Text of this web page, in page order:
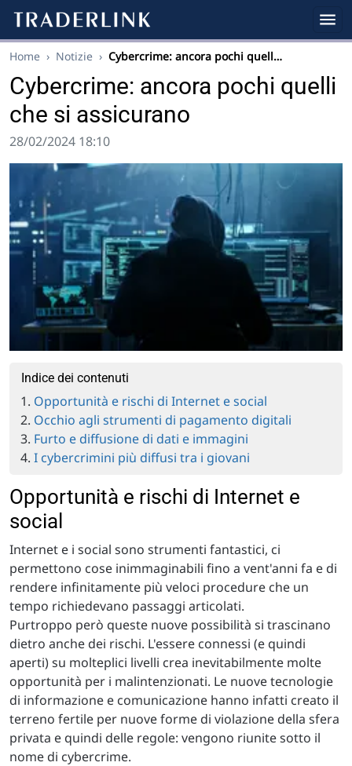
Home › Notizie › Cybercrime: ancora pochi quell…
Cybercrime: ancora pochi quelli
che si assicurano
28/02/2024 18:10
Indice dei contenuti
Opportunità e rischi di Internet e social
Occhio agli strumenti di pagamento digitali
Furto e diffusione di dati e immagini
I cybercrimini più diffusi tra i giovani
Opportunità e rischi di Internet e
social
Internet e i social sono strumenti fantastici, ci
permettono cose inimmaginabili fino a vent'anni fa e di
rendere infinitamente più veloci procedure che un
tempo richiedevano passaggi articolati.
Purtroppo però queste nuove possibilità si trascinano
dietro anche dei rischi. L'essere connessi (e quindi
aperti) su molteplici livelli crea inevitabilmente molte
opportunità per i malintenzionati. Le nuove tecnologie
di informazione e comunicazione hanno infatti creato il
terreno fertile per nuove forme di violazione della sfera
privata e quindi delle regole: vengono riunite sotto il
nome di cybercrime.